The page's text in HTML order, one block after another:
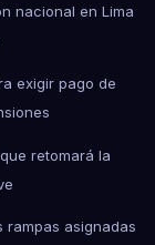
nacional en Lima
exigir pago de
retomará la
rampas asignadas